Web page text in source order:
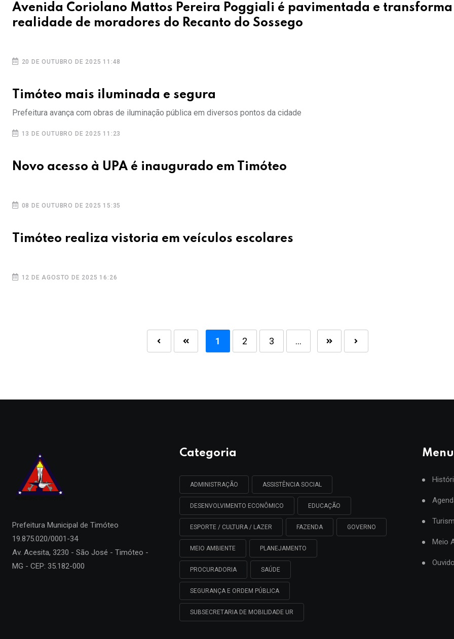
Avenida Coriolano Mattos Pereira Poggiali é pavimentada e transforma
realidade de moradores do Recanto do Sossego
20 DE OUTUBRO DE 2025 11:48
Timóteo mais iluminada e segura
Prefeitura avança com obras de iluminação pública em diversos pontos da cidade
13 DE OUTUBRO DE 2025 11:23
Novo acesso à UPA é inaugurado em Timóteo
08 DE OUTUBRO DE 2025 15:35
Timóteo realiza vistoria em veículos escolares
12 DE AGOSTO DE 2025 16:26
1 2 3 ...
Prefeitura Municipal de Timóteo
19.875.020/0001-34
Av. Acesita, 3230 - São José - Timóteo -
MG - CEP: 35.182-000
Categoria
ADMINISTRAÇÃO ASSISTÊNCIA SOCIAL
DESENVOLVIMENTO ECONÔMICO EDUCAÇÃO
ESPORTE / CULTURA / LAZER FAZENDA GOVERNO
MEIO AMBIENTE PLANEJAMENTO
PROCURADORIA SAÚDE
SEGURANÇA E ORDEM PÚBLICA
SUBSECRETARIA DE MOBILIDADE UR
Menu
Meio